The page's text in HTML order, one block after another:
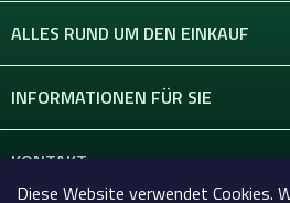
Diese Website verwendet Cookies.
ALLES RUND UM DEN EINKAUF
INFORMATIONEN FÜR SIE
KONTAKT